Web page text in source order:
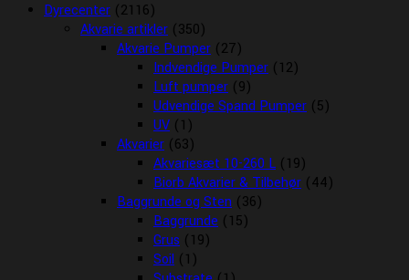
Dyrecenter (2116)
Akvarie artikler (350)
Akvarie Pumper (27)
Indvendige Pumper (12)
Luft pumper (9)
Udvendige Spand Pumper (5)
UV (1)
Akvarier (63)
Akvariesæt 10-260 L (19)
Biorb Akvarier & Tilbehør (44)
Baggrunde og Sten (36)
Baggrunde (15)
Grus (19)
Soil (1)